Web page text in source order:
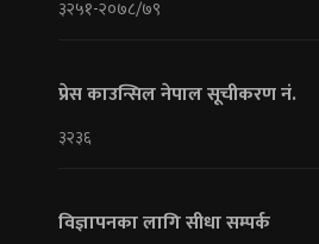
३२५१-२०७८/७९
प्रेस काउन्सिल नेपाल सूचीकरण नं.
३२३६
विज्ञापनका लागि सीधा सम्पर्क